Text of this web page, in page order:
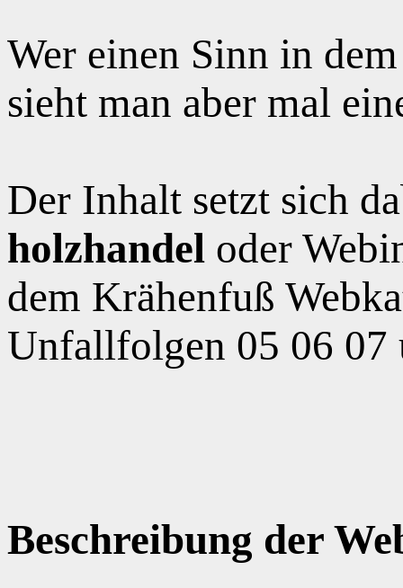
Wer einen Sinn in
sieht man aber mal
Der Inhalt setzt sich
holzhandel oder
dem Krähenfuß
Unfallfolgen 05 06 07
Beschreibung der